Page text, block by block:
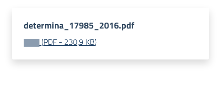
determina_17985_2016.pdf
(PDF - 230,9 KB)